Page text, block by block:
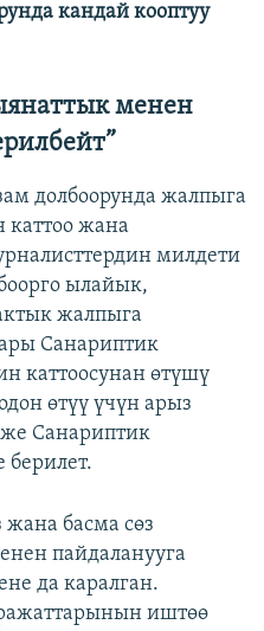
кандай кооптуу
менен
долбоорунда жалпыга
жана
милдети
ылайык,
жалпыга
Санариптик
каттоосунан өтүшү
өтүү үчүн арыз
Санариптик
берилет.
басма сөз
пайдаланууга
да каралган.
иштөө